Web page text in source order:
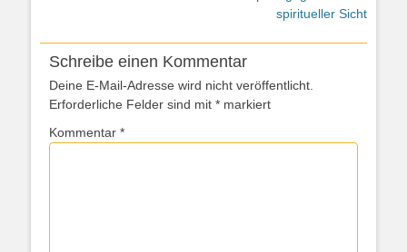
spiritueller Sicht
Schreibe einen Kommentar
Deine E-Mail-Adresse wird nicht veröffentlicht.
Erforderliche Felder sind mit * markiert
Kommentar *